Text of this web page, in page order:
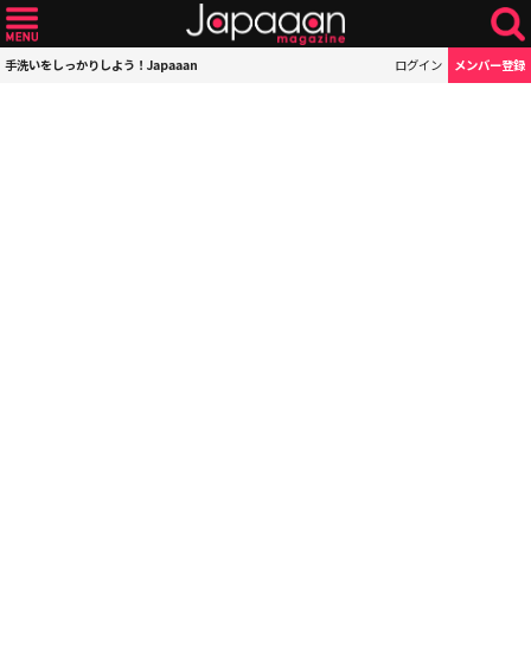
手洗いをしっかりしよう！Japaaan ログイン メンバー登録